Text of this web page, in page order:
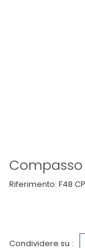
Compasso
Riferimento: F48
Condividere su :